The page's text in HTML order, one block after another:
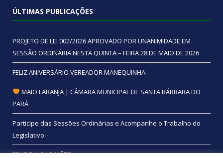
ÚLTIMAS PUBLICAÇÕES
PROJETO DE LEI 002/2026 APROVADO POR UNANIMIDADE EM
SESSÃO ORDINÁRIA NESTA QUINTA – FEIRA 28 DE MAIO DE 2026
FELIZ ANIVERSÁRIO VEREADOR MANEQUINHA
MAIO LARANJA | CÂMARA MUNICIPAL DE SANTA BÁRBARA DO
PARÁ
Participe das Sessões Ordinárias e Acompanhe o Trabalho do
Legislativo
FELIZ DIA DAS MÃES